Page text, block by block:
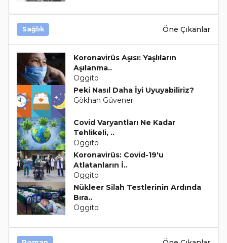
Sağlık Öne Çıkanlar
Koronavirüs Aşısı: Yaşlıların
Aşılanma..
Oggito
Peki Nasıl Daha İyi Uyuyabiliriz?
Gökhan Güvener
Covid Varyantları Ne Kadar
Tehlikeli, ..
Oggito
Koronavirüs: Covid-19'u
Atlatanların İ..
Oggito
Nükleer Silah Testlerinin Ardında
Bıra..
Oggito